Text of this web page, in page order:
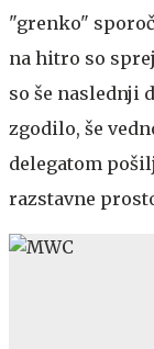
"grenko"
na hitro so
so še naslednji
zgodilo, še
delegatom
razstavne